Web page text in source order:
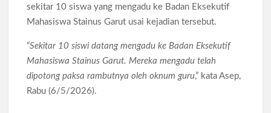
Detail Kategori
Indonesia Lewat Riset
sekitar 10 siswa yang mengadu ke Badan Eksekutif
Mahasiswa Stainus Garut usai kejadian tersebut.
“Sekitar 10 siswi datang mengadu ke Badan Eksekutif
Mahasiswa Stainus Garut. Mereka mengadu telah
dipotong paksa rambutnya oleh oknum guru,” kata Asep,
Rabu (6/5/2026).